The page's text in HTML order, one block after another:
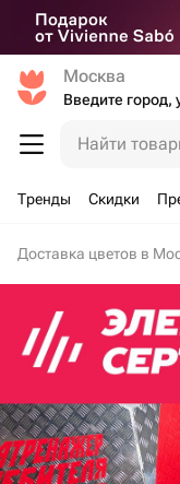
Москва
Найти
Тренды Скидки
Доставка цветов в